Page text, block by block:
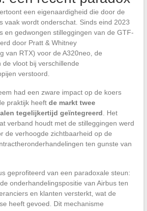
een eigenaardigheid die door de
vaak wordt onderschat. Sinds eind 2023
en gedwongen stilleggingen van de GTF-
door Pratt & Whitney
van RTX) voor de A320neo, de
de vloot bij verschillende
verstoord.
had een zware impact op de koers
praktijk heeft de markt twee
tegelijkertijd geïntegreerd. Het
verband houdt met de stilleggingen werd
de verhoogde zichtbaarheid op de
ten gunste van
geprofiteerd van een paradoxale steun:
onderhandelingspositie van Airbus ten
en klanten versterkt, wat de
heeft gevoed. Dit mechanisme